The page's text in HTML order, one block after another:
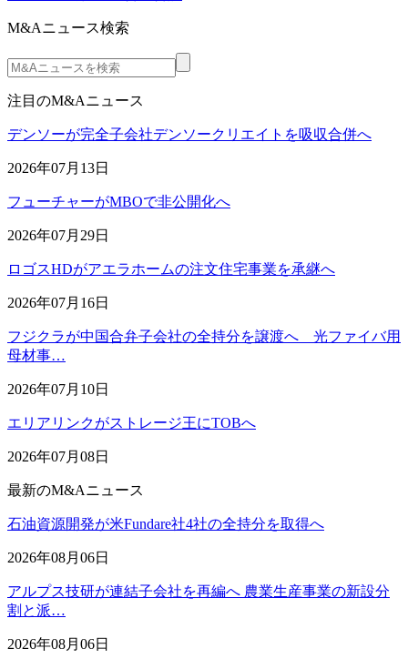
M&Aニュース検索
注目のM&Aニュース
デンソーが完全子会社デンソークリエイトを吸収合併へ
2026年07月13日
フューチャーがMBOで非公開化へ
2026年07月29日
ロゴスHDがアエラホームの注文住宅事業を承継へ
2026年07月16日
フジクラが中国合弁子会社の全持分を譲渡へ 光ファイバ用
母材事…
2026年07月10日
エリアリンクがストレージ王にTOBへ
2026年07月08日
最新のM&Aニュース
石油資源開発が米Fundare社4社の全持分を取得へ
2026年08月06日
アルプス技研が連結子会社を再編へ 農業生産事業の新設分
割と派…
2026年08月06日